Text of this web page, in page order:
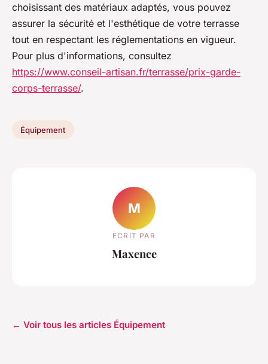
choisissant des matériaux adaptés, vous pouvez
assurer la sécurité et l'esthétique de votre terrasse
tout en respectant les réglementations en vigueur.
Pour plus d'informations, consultez
https://www.conseil-artisan.fr/terrasse/prix-garde-
corps-terrasse/.
Équipement
M
ECRIT PAR
Maxence
← Voir tous les articles Équipement